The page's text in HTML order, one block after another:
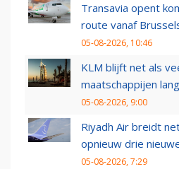
Transavia opent
route vanaf
05-08-2026, 10:46
KLM blijft net als
maatschappijen
05-08-2026, 9:00
Riyadh Air breidt
opnieuw drie
05-08-2026, 7:29